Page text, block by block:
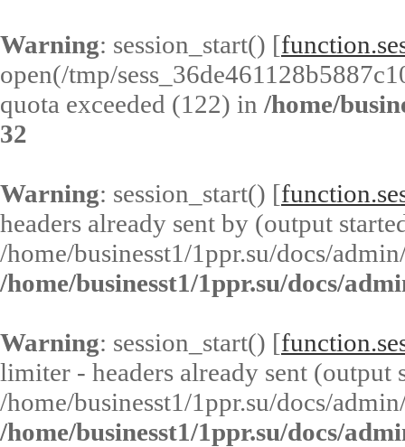
Warning: session_start() [
open(/tmp/
quota exceeded (122) in /home/
32
Warning: session_start() [
headers already sent by (output
/home/businesst1/1ppr.su/docs/
/home/businesst1/1ppr.su/docs/
Warning: session_start() [
limiter - headers already sent (output
/home/businesst1/1ppr.su/docs/
/home/businesst1/1ppr.su/docs/